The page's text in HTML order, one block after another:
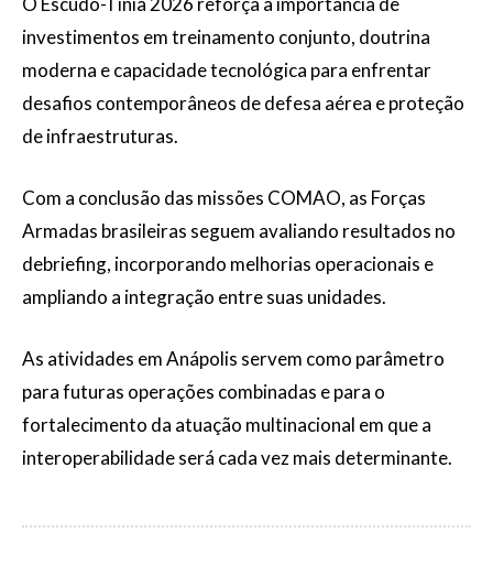
investimentos em treinamento conjunto, doutrina
moderna e capacidade tecnológica para enfrentar
desafios contemporâneos de defesa aérea e proteção
de infraestruturas.
Com a conclusão das missões COMAO, as Forças
Armadas brasileiras seguem avaliando resultados no
debriefing, incorporando melhorias operacionais e
ampliando a integração entre suas unidades.
As atividades em Anápolis servem como parâmetro
para futuras operações combinadas e para o
fortalecimento da atuação multinacional em que a
interoperabilidade será cada vez mais determinante.